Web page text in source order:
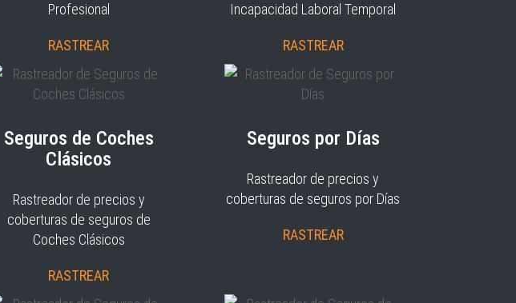
Profesional
RASTREAR
Incapacidad Laboral Temporal
RASTREAR
Seguros de Coches
Clásicos
Rastreador de precios y
coberturas de seguros de
Coches Clásicos
RASTREAR
Seguros por Días
Rastreador de precios y
coberturas de seguros por Días
RASTREAR